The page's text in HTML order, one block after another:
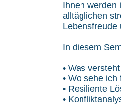
Ihnen werden
alltäglichen
Lebensfreude
In diesem
• Was
• Wo sehe
• Resiliente
•